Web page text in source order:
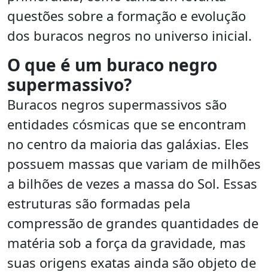
questões sobre a formação e evolução
dos buracos negros no universo inicial.
O que é um buraco negro
supermassivo?
Buracos negros supermassivos são
entidades cósmicas que se encontram
no centro da maioria das galáxias. Eles
possuem massas que variam de milhões
a bilhões de vezes a massa do Sol. Essas
estruturas são formadas pela
compressão de grandes quantidades de
matéria sob a força da gravidade, mas
suas origens exatas ainda são objeto de